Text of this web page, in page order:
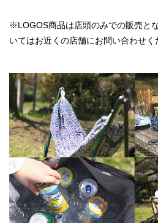
※LOGOS商品は店頭のみでの販売と
いてはお近くの店舗にお問い合わせく